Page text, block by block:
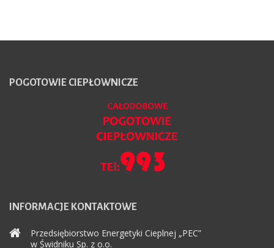
POGOTOWIE CIEPŁOWNICZE
INFORMACJE KONTAKTOWE
Przedsiębiorstwo Energetyki Cieplnej „PEC”
w Świdniku Sp. z o.o.